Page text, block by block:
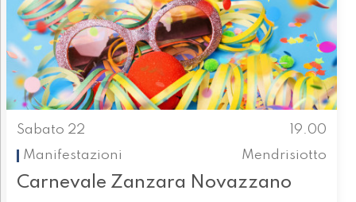
Sabato 22
19.00
Manifestazioni
Mendrisiotto
Carnevale Zanzara Novazzano